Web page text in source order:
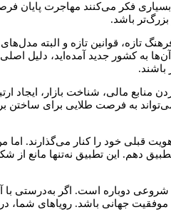
فکر می‌کنند مهاجرت پایان
باشد.
تازه، قوانین تازه و البته
کشور جدید آمده‌اید، دلیل اصلی
باشند.
منابع مالی، شناخت بازار، ایجاد
به فرصت طلایی برای ساختن
قبلی خود را کنار می‌گذارند. اما
دهم. این تطبیق نه‌تنها مانع
شروعی دوباره است. اگر به‌درستی
جهانی باشد. رویاهای شما،